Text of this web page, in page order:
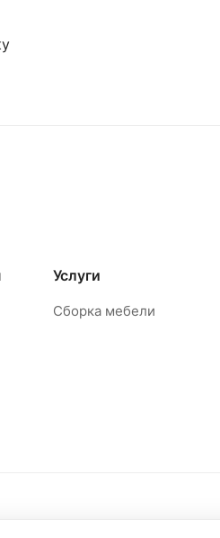
Услуги
Сборка мебели
мебели Mebelinet